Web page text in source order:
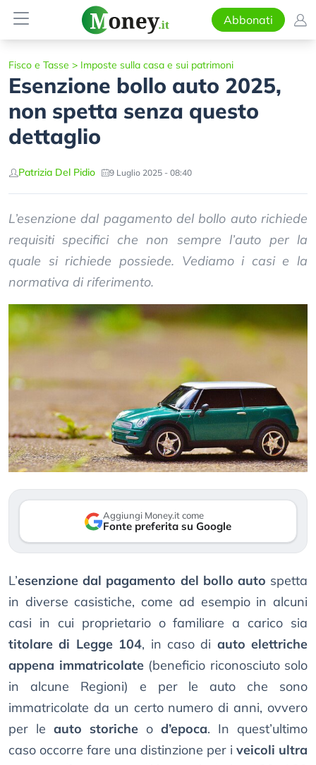
Abbonati
Fisco e Tasse > Imposte sulla casa e sui patrimoni
Esenzione bollo auto 2025,
non spetta senza questo
dettaglio
Patrizia Del Pidio 9 Luglio 2025 - 08:40
L’esenzione dal pagamento del bollo auto richiede
requisiti specifici che non sempre l’auto per la
quale si richiede possiede. Vediamo i casi e la
normativa di riferimento.
Aggiungi Money.it come
Fonte preferita su Google
L’esenzione dal pagamento del bollo auto spetta
in diverse casistiche, come ad esempio in alcuni
casi in cui proprietario o familiare a carico sia
titolare di Legge 104, in caso di auto elettriche
appena immatricolate(beneficio riconosciuto solo
in alcune Regioni) e per le auto che sono
immatricolate da un certo numero di anni, ovvero
per le auto storiche o d’epoca. In quest’ultimo
caso occorre fare una distinzione per i veicoli ultra